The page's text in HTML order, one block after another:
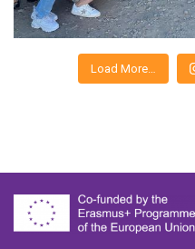
Load More…